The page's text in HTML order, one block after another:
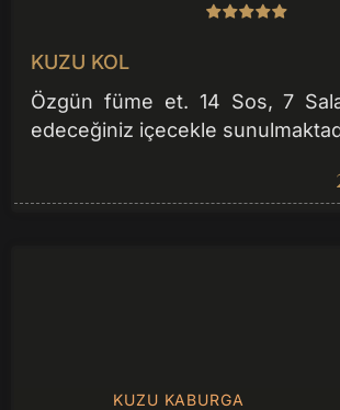
KUZU KOL
Özgün füme et. 14 Sos, 7
edeceğiniz içecekle
KUZU KABURGA